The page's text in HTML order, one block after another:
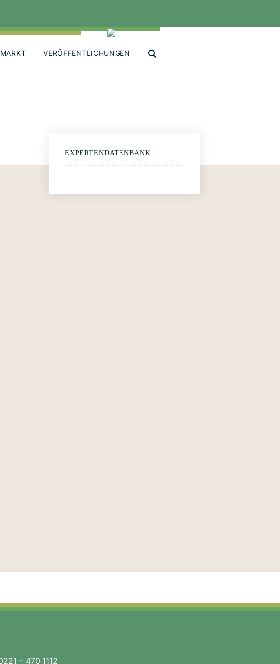
VERÖFFENTLICHUNGEN
EXPERTENDATENBANK
– 470 1112